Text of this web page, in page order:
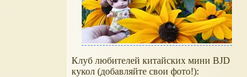
Клуб любителей китайских мини BJD
кукол (добавляйте свои фото!):